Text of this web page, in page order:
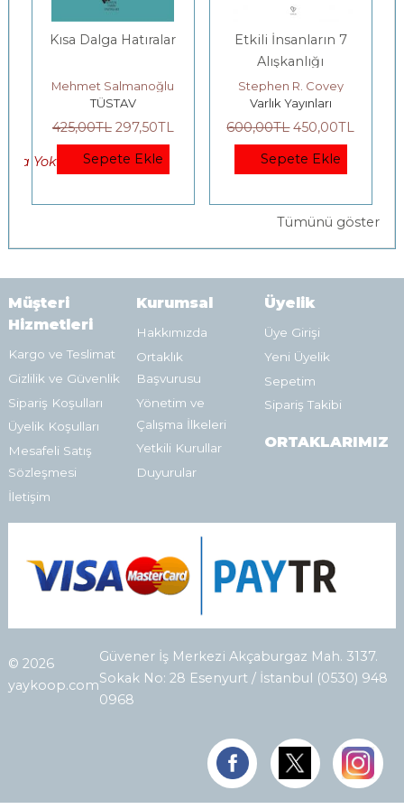
Yok)
Kısa Dalga Hatıralar
Mehmet Salmanoğlu
TÜSTAV
425,00TL 297,50TL
Sepete Ekle
Etkili İnsanların 7
Alışkanlığı
Stephen R. Covey
Varlık Yayınları
600,00TL 450,00TL
Sepete Ekle
Tümünü göster
Müşteri
Hizmetleri
Kargo ve Teslimat
Gizlilik ve Güvenlik
Sipariş Koşulları
Üyelik Koşulları
Mesafeli Satış
Sözleşmesi
İletişim
Kurumsal
Hakkımızda
Ortaklık
Başvurusu
Yönetim ve
Çalışma İlkeleri
Yetkili Kurullar
Duyurular
Üyelik
Üye Girişi
Yeni Üyelik
Sepetim
Sipariş Takibi
ORTAKLARIMIZ
© 2026
yaykoop.com
Güvener İş Merkezi Akçaburgaz Mah. 3137.
Sokak No: 28 Esenyurt / İstanbul (0530) 948
0968